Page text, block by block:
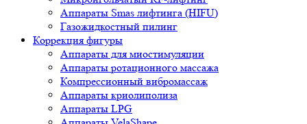
Аппараты Smas лифтинга (HIFU)
Газожидкостный пилинг
Коррекция фигуры
Аппараты для миостимуляции
Аппараты ротационного массажа
Компрессионный вибромассаж
Аппараты криолиполиза
Аппараты LPG